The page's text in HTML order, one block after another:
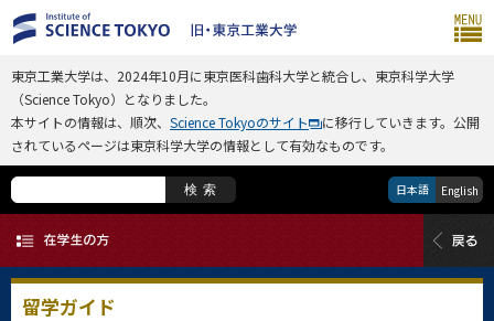
東京工業大学は、2024年10月に東京医科歯科大学と統合し、東京科学大学
（Science Tokyo）となりました。
本サイトの情報は、順次、 Science Tokyoのサイト
に移行していきます。公開
されているページは東京科学大学の情報として有効なものです。
検索 日本語 English
留学ガイド